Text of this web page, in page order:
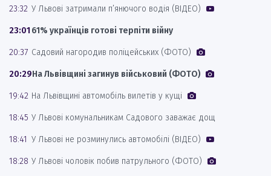
23:32 У Львові затримали п’янючого водія (ВІДЕО)
23:01 61% українців готові терпіти війну
20:37 Садовий нагородив поліцейських (ФОТО)
20:29На Львівщині загинув військовий (ФОТО)
19:42 На Львівщині автомобіль вилетів у кущі
18:45 У Львові комунальникам Садового заважає дощ
18:41 У Львові не розминулись автомобілі (ВІДЕО)
18:28 У Львові чоловік побив патрульного (ФОТО)